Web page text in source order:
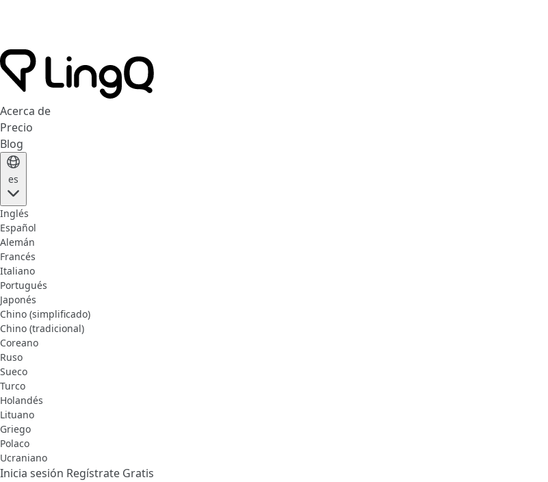
Acerca de
Precio
Blog
es
Inglés
Español
Alemán
Francés
Italiano
Portugués
Japonés
Chino (simplificado)
Chino (tradicional)
Coreano
Ruso
Sueco
Turco
Holandés
Lituano
Griego
Polaco
Ucraniano
Inicia sesión Regístrate Gratis